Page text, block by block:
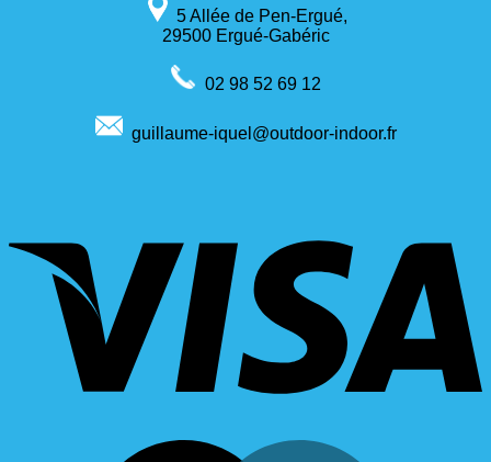
5 Allée de Pen-Ergué,
29500 Ergué-Gabéric
02 98 52 69 12
guillaume-iquel@outdoor-indoor.fr